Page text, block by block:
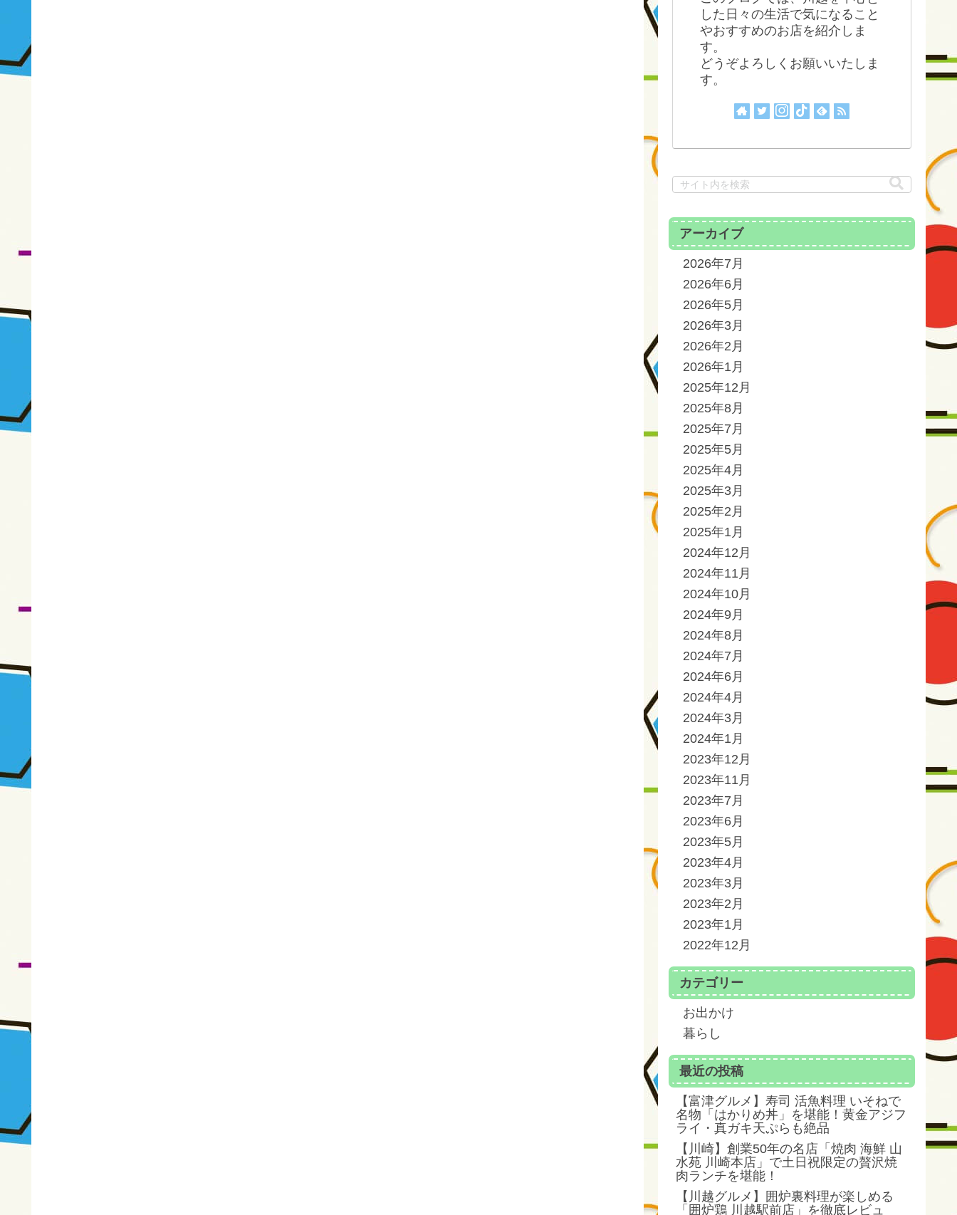
した日々の生活で気になること
やおすすめのお店を紹介しま
す。
どうぞよろしくお願いいたしま
す。
アーカイブ
2026年7月
2026年6月
2026年5月
2026年3月
2026年2月
2026年1月
2025年12月
2025年8月
2025年7月
2025年5月
2025年4月
2025年3月
2025年2月
2025年1月
2024年12月
2024年11月
2024年10月
2024年9月
2024年8月
2024年7月
2024年6月
2024年4月
2024年3月
2024年1月
2023年12月
2023年11月
2023年7月
2023年6月
2023年5月
2023年4月
2023年3月
2023年2月
2023年1月
2022年12月
カテゴリー
お出かけ
暮らし
最近の投稿
【富津グルメ】寿司 活魚料理 いそねで
名物「はかりめ丼」を堪能！黄金アジフ
ライ・真ガキ天ぷらも絶品
【川崎】創業50年の名店「焼肉 海鮮 山
水苑 川崎本店」で土日祝限定の贅沢焼
肉ランチを堪能！
【川越グルメ】囲炉裏料理が楽しめる
「囲炉鶏 川越駅前店」を徹底レビュ